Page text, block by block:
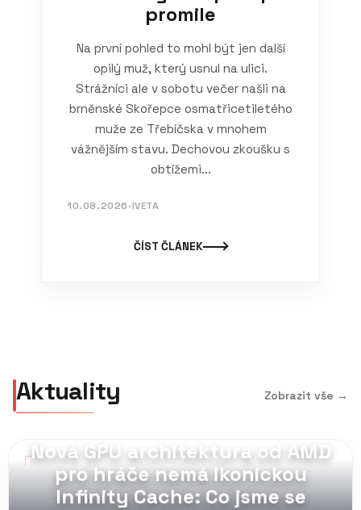
promile
Na první pohled to mohl být jen další
opilý muž, který usnul na ulici.
Strážníci ale v sobotu večer našli na
brněnské Skořepce osmatřicetiletého
muže ze Třebíčska v mnohem
vážnějším stavu. Dechovou zkoušku s
obtížemi...
10.08.2026·IVETA
ČÍST ČLÁNEK
Aktuality Zobrazit vše →
MAG_PULL // 09.08.2026
Nová GPU architektura od AMD